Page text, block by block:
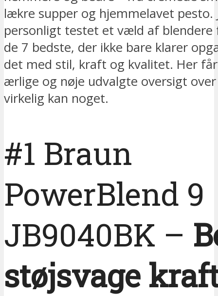
lækre supper og hjemmelavet pesto.
personligt testet et væld af blendere
de 7 bedste, der ikke bare klarer
det med stil, kraft og kvalitet. Her
ærlige og nøje udvalgte oversigt
virkelig kan noget.
#1 Braun
PowerBlend 9
JB9040BK –
støjsvage